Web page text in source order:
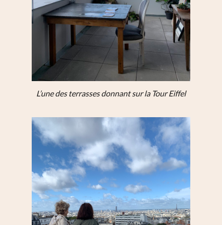
L’une des terrasses donnant sur la Tour Eiffel